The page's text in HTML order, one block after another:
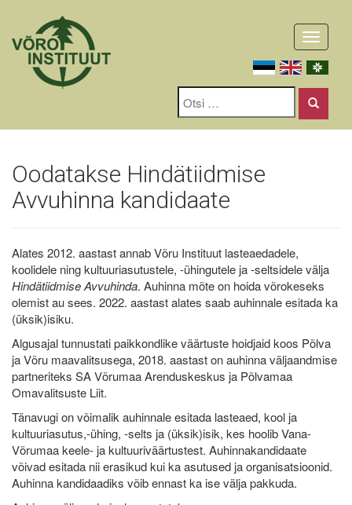
Toggle
Oodatakse Hindätiidmise
Avvuhinna kandidaate
Alates 2012. aastast annab Võru Instituut lasteaedadele,
koolidele ning kultuuriasutustele, -ühingutele ja -seltsidele välja
Hindätiidmise Avvuhinda. Auhinna mõte on hoida võrokeseks
olemist au sees. 2022. aastast alates saab auhinnale esitada ka
(üksik)isiku.
Algusajal tunnustati paikkondlike väärtuste hoidjaid koos Põlva
ja Võru maavalitsusega, 2018. aastast on auhinna väljaandmise
partneriteks SA Võrumaa Arenduskeskus ja Põlvamaa
Omavalitsuste Liit.
Tänavugi on võimalik auhinnale esitada lasteaed, kool ja
kultuuriasutus,-ühing, -selts ja (üksik)isik, kes hoolib Vana-
Võrumaa keele- ja kultuuriväärtustest. Auhinnakandidaate
võivad esitada nii erasikud kui ka asutused ja organisatsioonid.
Auhinna kandidaadiks võib ennast ka ise välja pakkuda.